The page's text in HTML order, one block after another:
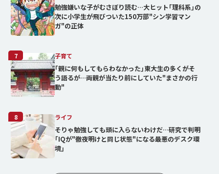
勉強嫌いな子がむさぼり読む…大ヒット｢理科系｣の
次に小学生が飛びついた150万部"シン学習マン
ガ"の正体
7 子育て
｢親に何もしてもらわなかった｣東大生の多くがそ
う語るが…両親が当たり前にしていた"まさかの行
動"
8 ライフ
そりゃ勉強しても頭に入らないわけだ…研究で判明
｢IQが"徹夜明けと同じ状態"になる最悪のデスク環
境｣